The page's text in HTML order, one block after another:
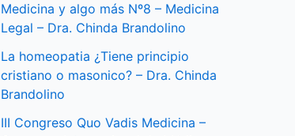
Medicina y algo más Nº8 – Medicina
Legal – Dra. Chinda Brandolino
La homeopatia ¿Tiene principio
cristiano o masonico? – Dra. Chinda
Brandolino
III Congreso Quo Vadis Medicina –